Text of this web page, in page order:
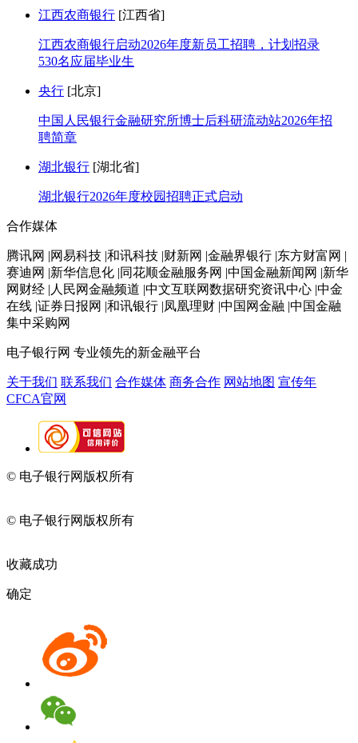
江西农商银行 [江西省]
江西农商银行启动2026年度新员工招聘，计划招录
530名应届毕业生
央行 [北京]
中国人民银行金融研究所博士后科研流动站2026年招
聘简章
湖北银行 [湖北省]
湖北银行2026年度校园招聘正式启动
合作媒体
腾讯网 |网易科技 |和讯科技 |财新网 |金融界银行 |东方财富网 |
赛迪网 |新华信息化 |同花顺金融服务网 |中国金融新闻网 |新华
网财经 |人民网金融频道 |中文互联网数据研究资讯中心 |中金
在线 |证券日报网 |和讯银行 |凤凰理财 |中国网金融 |中国金融
集中采购网
电子银行网 专业领先的新金融平台
关于我们 联系我们 合作媒体 商务合作 网站地图 宣传年
CFCA官网
© 电子银行网版权所有
© 电子银行网版权所有
收藏成功
确定